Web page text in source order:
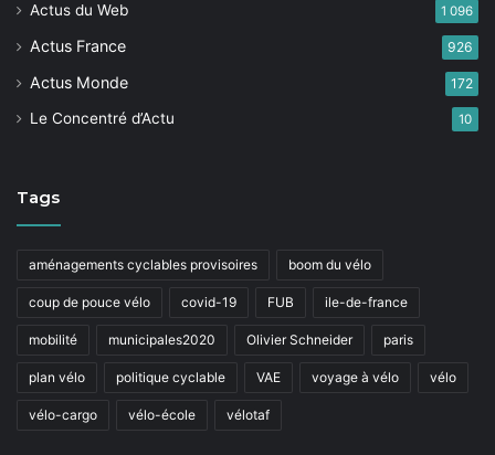
Actus du Web 1 096
Actus France 926
Actus Monde 172
Le Concentré d’Actu 10
Tags
aménagements cyclables provisoires boom du vélo
coup de pouce vélo covid-19 FUB ile-de-france
mobilité municipales2020 Olivier Schneider paris
plan vélo politique cyclable VAE voyage à vélo vélo
vélo-cargo vélo-école vélotaf